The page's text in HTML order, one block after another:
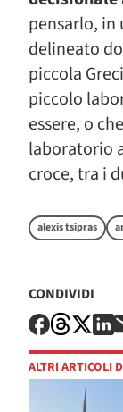
pensarlo, in
delineato
piccola
piccolo
essere, o
laboratorio
croce, tra i
alexis tsipras
CONDIVIDI
ALTRI ARTICOLI